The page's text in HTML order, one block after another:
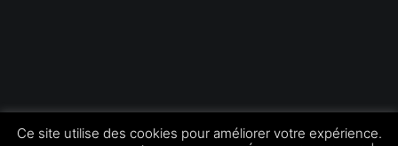
Copyright © 2022 Foto Trade
Tous les droits réservés | byLEOconcept.fr
Ce site utilise des cookies pour améliorer votre expérience.